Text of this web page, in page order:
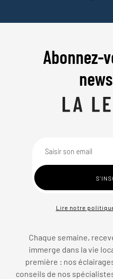
Abonnez-
Lire notre
Chaque semaine,
immerge dans la vie
première : nos
conseils de nos